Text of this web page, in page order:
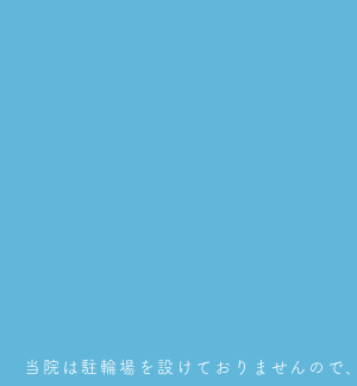
当院は駐輪場を設けておりませんので、